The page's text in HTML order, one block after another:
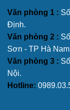
Văn phòng 1 :
Định.
Văn phòng 2 :
Sơn - TP Hà
Văn phòng 3 :
Nội.
Hotline: